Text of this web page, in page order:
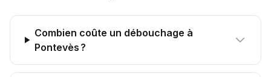
Combien coûte un débouchage à
Pontevès ?